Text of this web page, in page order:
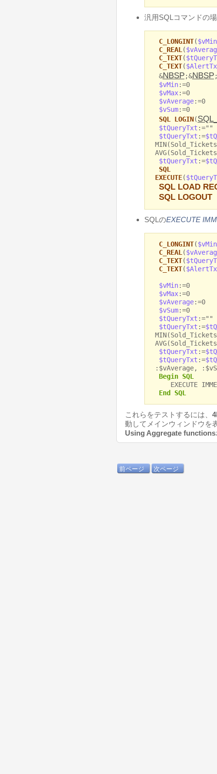
汎用SQLコマンドの
C_LONGINT($vMin
C_REAL(
C_TEXT(
C_TEXT(
&NBSP;&NBSP
$vMin:=0
$vMax:=0
$vAverage:=0
$vSum:=0
SQL LOGIN(
$tQueryTxt :=""
$tQueryTxt :=
$tQueryTxt :=
SQL
EXECUTE(
SQL LOAD
SQL LOGOUT
SQLのEXECUTE
C_LONGINT($vMin
C_REAL (
C_TEXT(
C_TEXT(
$vMin:=0
$vMax:=0
$vAverage:=0
$vSum:=0
$tQueryTxt :=""
$tQueryTxt :=
$tQueryTxt :=
$tQueryTxt :=
:$vAverage,
Begin SQL
EXECUTE
End SQL
これらをテストするには、
動してメインウィンドウを
Using Aggregate functions
前ページ 次ページ